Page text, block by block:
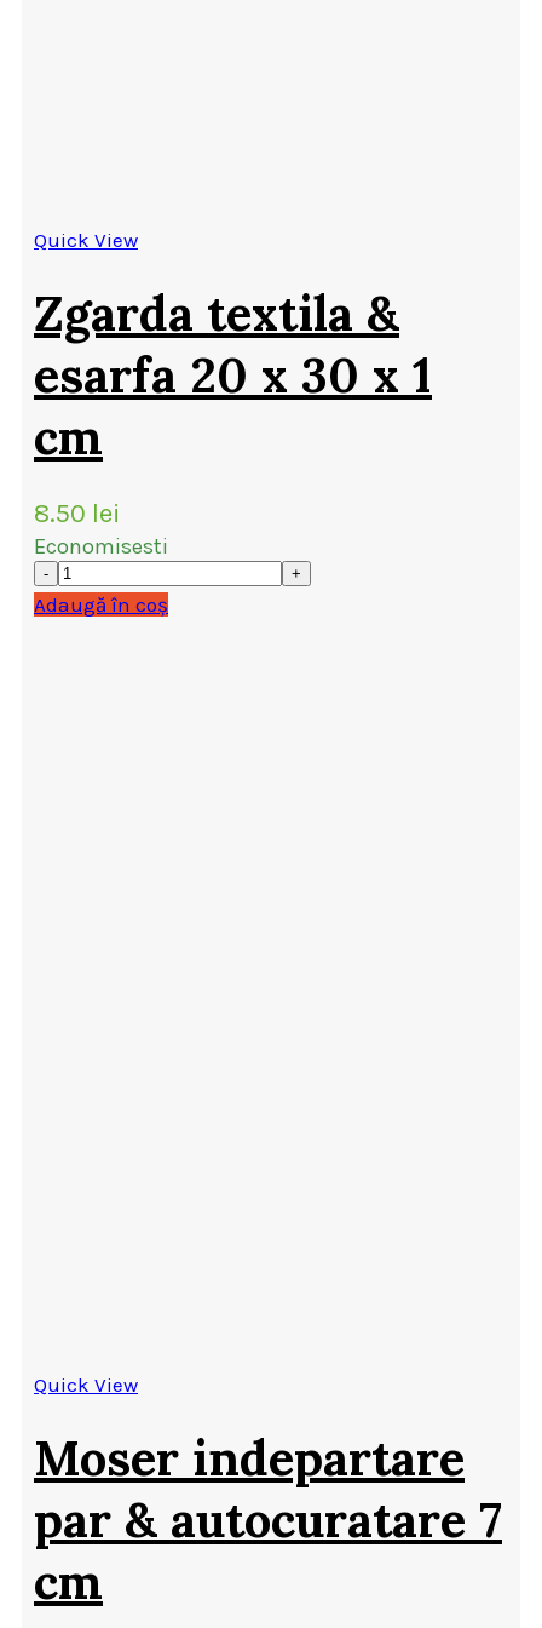
Quick View
Zgarda textila &
esarfa 20 x 30 x 1
cm
8.50 lei
Economisesti
Adaugă în coș
Quick View
Moser indepartare
par & autocuratare 7
cm